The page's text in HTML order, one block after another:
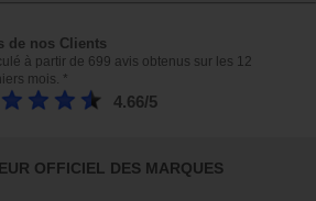
de nos Clients
à partir de 699 avis obtenus sur les 12
mois. *
4.66/5
OFFICIEL DES MARQUES